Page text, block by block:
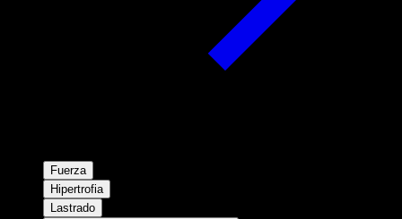
Fuerza
Hipertrofia
Lastrado